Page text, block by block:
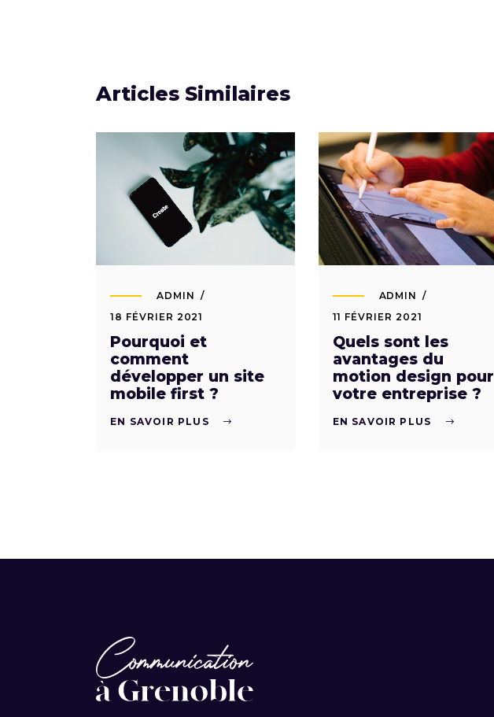
Articles Similaires
ADMIN
18 FÉVRIER 2021
Pourquoi et
comment
développer un site
mobile first ?
EN SAVOIR PLUS
ADMIN
11 FÉVRIER 2021
Quels sont les
avantages du
motion design pour
votre entreprise ?
EN SAVOIR PLUS